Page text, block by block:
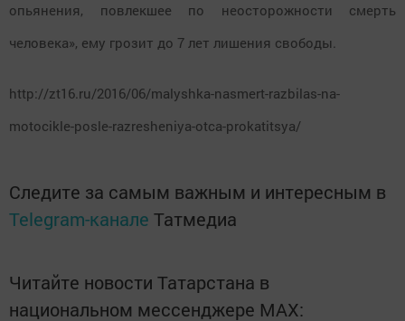
опьянения, повлекшее по неосторожности смерть
человека», ему грозит до 7 лет лишения свободы.
http://zt16.ru/2016/06/malyshka-nasmert-razbilas-na-
motocikle-posle-razresheniya-otca-prokatitsya/
Следите за самым важным и интересным в
Telegram-канале Татмедиа
Читайте новости Татарстана в
национальном мессенджере MАХ: